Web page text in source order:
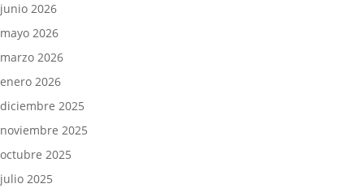
junio 2026
mayo 2026
marzo 2026
enero 2026
diciembre 2025
noviembre 2025
octubre 2025
julio 2025